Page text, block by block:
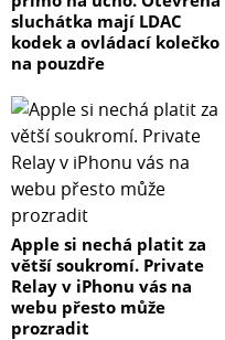
sluchátka mají LDAC
kodek a ovládací kolečko
na pouzdře
Apple si nechá platit za
větší soukromí. Private
Relay v iPhonu vás na
webu přesto může
prozradit